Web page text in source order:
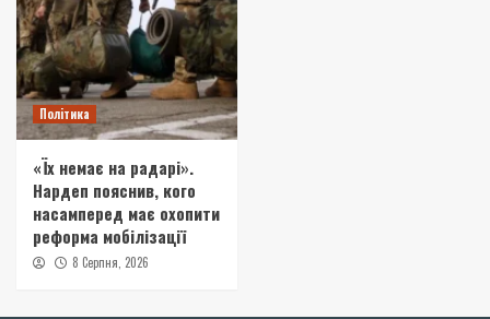
Політика
«Їх немає на радарі».
Нардеп пояснив, кого
насамперед має охопити
реформа мобілізації
8 Серпня, 2026